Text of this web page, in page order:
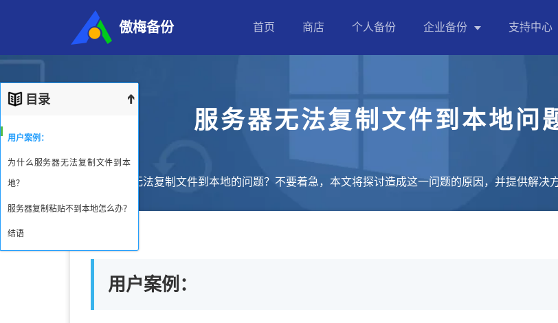
傲梅备份 首页 商店 个人备份 企业备份
详细对比标准版、网络版、旗舰版功
支持中心
产品使用教
个人备份指
售前疑问解
服务器无法复制文件到本地问
遇到服务器无法复制文件到本地的问题？不要着急，本文将探讨造成这一问题的原因，并提供解决方
用户案例：
目录
用户案例：
为什么服务器无法复制文件到本
地？
服务器复制粘贴不到本地怎么办？
方法1：通过rdpclip.exe进程
解决
方法2：尝试其他文件传输方
结语